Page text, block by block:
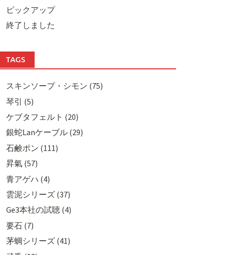
ピックアップ
終了しました
TAGS
スキンソープ・シモン (75)
琴引 (5)
ケブタフェルト (20)
銀蛇Lanケーブル (29)
石鹸ポン (111)
昇氣 (57)
青アゲハ (4)
雲泥シリーズ (37)
Ge3本社の試聴 (4)
要石 (7)
茅蜩シリーズ (41)